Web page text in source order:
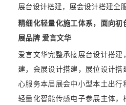
展台设计搭建，展会设计搭建全
精细化轻量化施工体系，面向
展品牌 爱言文华
爱言文华完整承接展台设计搭
建，会展设计搭建，展位设计
心服务本届展会中小型本土出
轻量化智能传感电子参展主体